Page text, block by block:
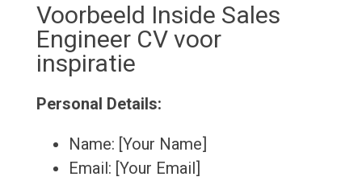
Voorbeeld Inside Sales
Engineer CV voor
inspiratie
Personal Details:
Name: [Your Name]
Email: [Your Email]